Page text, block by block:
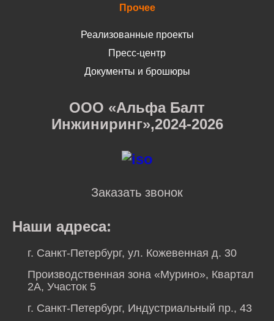
Прочее
Реализованные проекты
Пресс-центр
Документы и брошюры
ООО «Альфа Балт
Инжиниринг»,2024-2026
Заказать звонок
Наши адреса:
г. Санкт-Петербург, ул. Кожевенная д. 30
Производственная зона «Мурино», Квартал
2А, Участок 5
г. Санкт-Петербург, Индустриальный пр., 43